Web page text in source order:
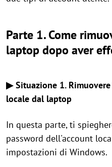
Parte 1. Come
laptop dopo aver
▶ Situazione 1.
locale dal laptop
In questa parte, ti
password dell'account
impostazioni di Windows.